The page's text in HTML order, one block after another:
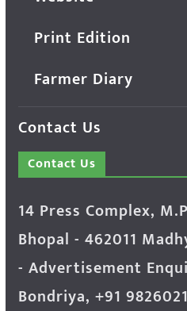
Print Edition
Farmer Diary
Contact Us
Contact Us
14 Press Complex,
Bhopal - 462011
- Advertisement
Bondriya, +91